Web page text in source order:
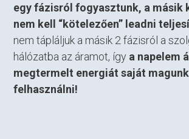
egy fázisról fogyasztunk, a másik
nem kell “kötelezően” leadni
nem tápláljuk a másik 2 fázisról a
hálózatba az áramot, így a napelem
megtermelt energiát saját
felhasználni!